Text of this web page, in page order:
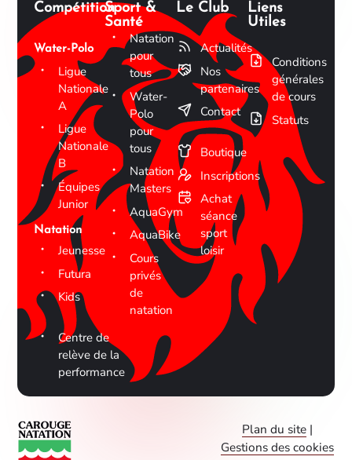
Compétition
Water-Polo
Ligue
Nationale
A
Ligue
Nationale
B
Équipes
Junior
Natation
Jeunesse
Futura
Kids
Centre de
relève de la
performance
Sport &
Santé
Natation
pour
tous
Water-
Polo
pour
tous
Natation
Masters
AquaGym
AquaBike
Cours
privés
de
natation
Le Club
Actualités
Nos
partenaires
Contact
Boutique
Inscriptions
Achat
séance
sport
loisir
Liens
Utiles
Conditions
générales
de cours
Statuts
Plan du site|
Gestions des cookies